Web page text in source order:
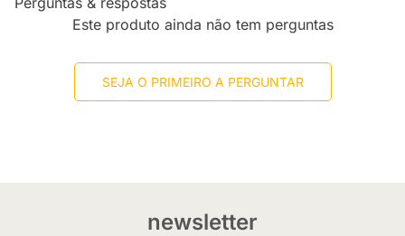
Este produto ainda não tem perguntas
SEJA O PRIMEIRO A PERGUNTAR
newsletter